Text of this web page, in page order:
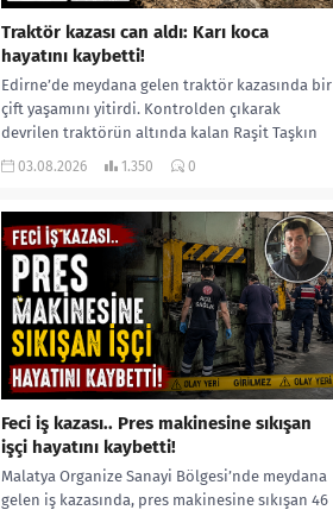
Traktör kazası can aldı: Karı koca
hayatını kaybetti!
Edirne’de meydana gelen traktör kazasında bir
çift yaşamını yitirdi. Kontrolden çıkarak
devrilen traktörün altında kalan Raşit Taşkın
ile eşi Fatma...
03.08.2026 1.350 0
Feci iş kazası.. Pres makinesine sıkışan
işçi hayatını kaybetti!
Malatya Organize Sanayi Bölgesi’nde meydana
gelen iş kazasında, pres makinesine sıkışan 46